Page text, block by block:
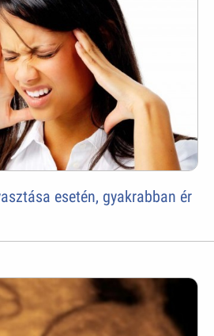
esetén, gyakrabban ér